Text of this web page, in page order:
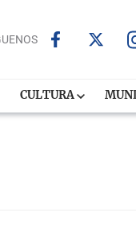
CULTURA